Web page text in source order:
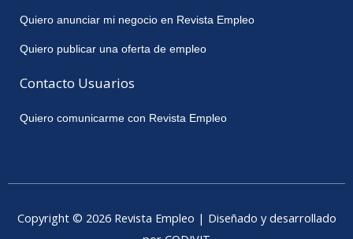
Quiero anunciar mi negocio en Revista Empleo
Quiero publicar una oferta de empleo
Contacto Usuarios
Quiero comunicarme con Revista Empleo
Copyright © 2026 Revista Empleo | Diseñado y desarrollado